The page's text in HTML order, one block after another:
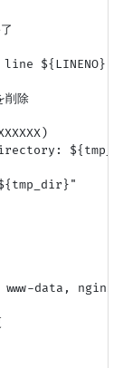
削除
www-data, nginx)